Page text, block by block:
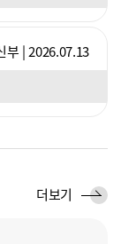
부 | 2026.07.13
세
더보기